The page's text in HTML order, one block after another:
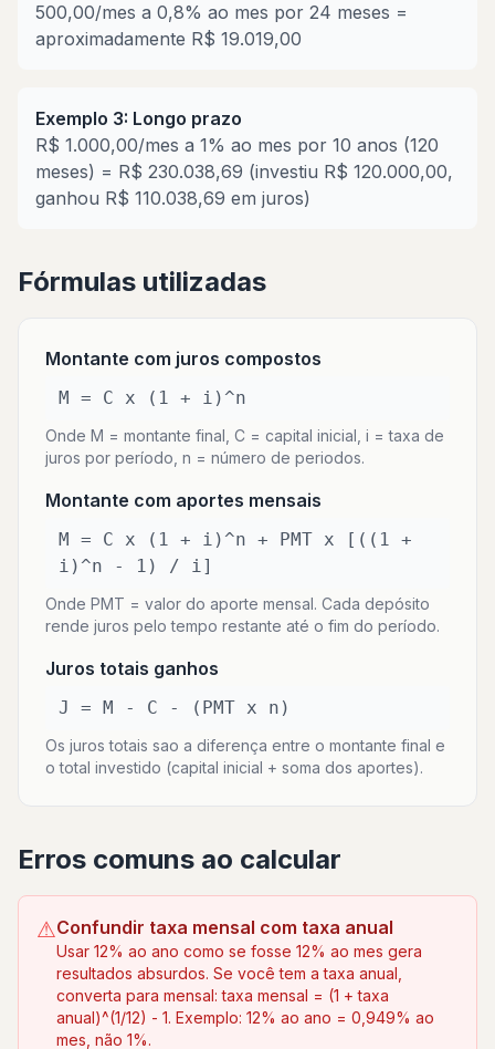
500,00/mes a 0,8% ao mes por 24 meses =
aproximadamente R$ 19.019,00
Exemplo 3: Longo prazo
R$ 1.000,00/mes a 1% ao mes por 10 anos (120
meses) = R$ 230.038,69 (investiu R$ 120.000,00,
ganhou R$ 110.038,69 em juros)
Fórmulas utilizadas
Montante com juros compostos
M = C x (1 + i)^n
Onde M = montante final, C = capital inicial, i = taxa de
juros por período, n = número de periodos.
Montante com aportes mensais
M = C x (1 + i)^n + PMT x [((1 +
i)^n - 1) / i]
Onde PMT = valor do aporte mensal. Cada depósito
rende juros pelo tempo restante até o fim do período.
Juros totais ganhos
J = M - C - (PMT x n)
Os juros totais sao a diferença entre o montante final e
o total investido (capital inicial + soma dos aportes).
Erros comuns ao calcular
⚠Confundir taxa mensal com taxa anual
Usar 12% ao ano como se fosse 12% ao mes gera
resultados absurdos. Se você tem a taxa anual,
converta para mensal: taxa mensal = (1 + taxa
anual)^(1/12) - 1. Exemplo: 12% ao ano = 0,949% ao
mes, não 1%.